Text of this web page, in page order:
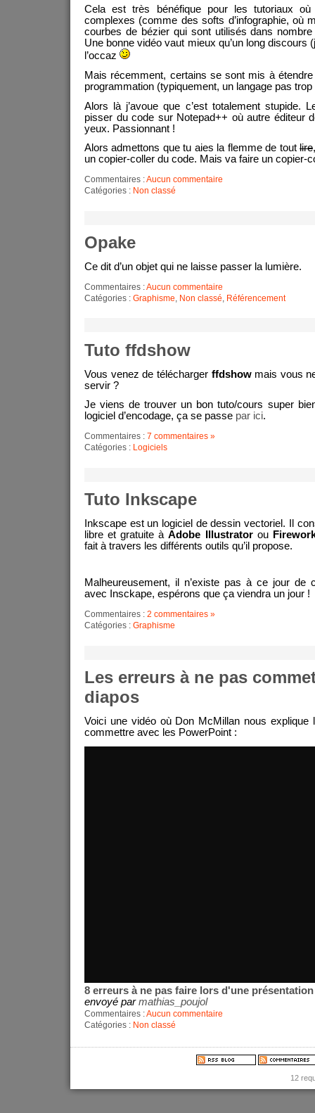
Cela est très bénéfique pour les tutoriaux
complexes (comme des softs d’infographie, où
courbes de bézier qui sont utilisés dans
Une bonne vidéo vaut mieux qu’un long discours
l’occaz
Mais récemment, certains se sont mis à
programmation (typiquement, un langage pas
Alors là j’avoue que c’est totalement stupide.
pisser du code sur Notepad++ où autre éditeur
yeux. Passionnant !
Alors admettons que tu aies la flemme de tout lire
un copier-coller du code. Mais va faire un copier-
Commentaires :Aucun commentaire
Catégories : Non classé
Opake
Ce dit d’un objet qui ne laisse passer la lumière.
Commentaires :Aucun commentaire
Catégories : Graphisme Non classé Référencement
Tuto ffdshow
Vous venez de télécharger ffdshowmais vous
servir ?
Je viens de trouver un bon tuto/cours super
logiciel d’encodage, ça se passe par ici.
Commentaires : 7 commentaires »
Catégories : Logiciels
Tuto Inkscape
Inkscape est un logiciel de dessin vectoriel. Il
libre et gratuite àAdobe Illustratorou
fait à travers les différents outils qu’il propose.
Malheureusement, il n’existe pas à ce jour de
avec Insckape, espérons que ça viendra un jour !
Commentaires : 2 commentaires »
Catégories : Graphisme
Les erreurs à ne pas
diapos
Voici une vidéo où Don McMillan nous explique
commettre avec les PowerPoint :
8 erreurs à ne pas faire lors d'une présentation
envoyé parmathias_poujol
Commentaires :Aucun commentaire
Catégories : Non classé
12